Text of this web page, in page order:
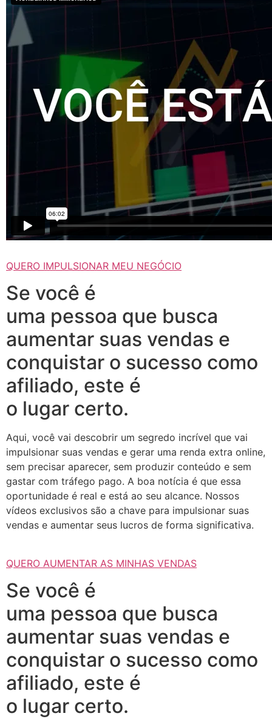
QUERO IMPULSIONAR MEU NEGÓCIO
Se você é
uma pessoa que busca
aumentar suas vendas e
conquistar o sucesso como
afiliado, este é
o lugar certo.
Aqui, você vai descobrir um segredo incrível que vai
impulsionar suas vendas e gerar uma renda extra online,
sem precisar aparecer, sem produzir conteúdo e sem
gastar com tráfego pago. A boa notícia é que essa
oportunidade é real e está ao seu alcance. Nossos
vídeos exclusivos são a chave para impulsionar suas
vendas e aumentar seus lucros de forma significativa.
QUERO AUMENTAR AS MINHAS VENDAS
Se você é
uma pessoa que busca
aumentar suas vendas e
conquistar o sucesso como
afiliado, este é
o lugar certo.